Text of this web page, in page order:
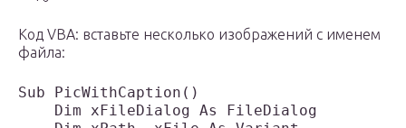
Код VBA: вставьте несколько изображений с именем
файла:
Sub PicWithCaption()
    Dim xFileDialog As FileDialog